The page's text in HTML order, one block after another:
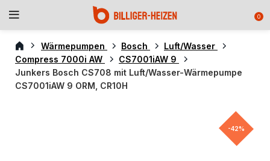
0
Wärmepumpen Bosch
Luft/Wasser
Compress 7000i AW
CS7001iAW 9
Junkers Bosch CS708 mit Luft/Wasser-Wärmepumpe
CS7001iAW 9 ORM, CR10H
-42%